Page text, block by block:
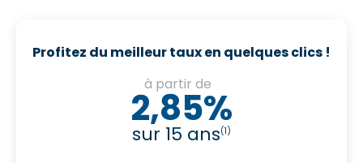
Profitez du meilleur taux en quelques clics !
à partir de
2,85%
sur 15 ans(1)